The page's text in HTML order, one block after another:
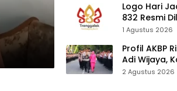
Logo Hari
832 Resmi
Tema
Alam
1 Agustus 2026
Profil AKBP
Adi Wijaya,
Trenggalek
2 Agustus 2026